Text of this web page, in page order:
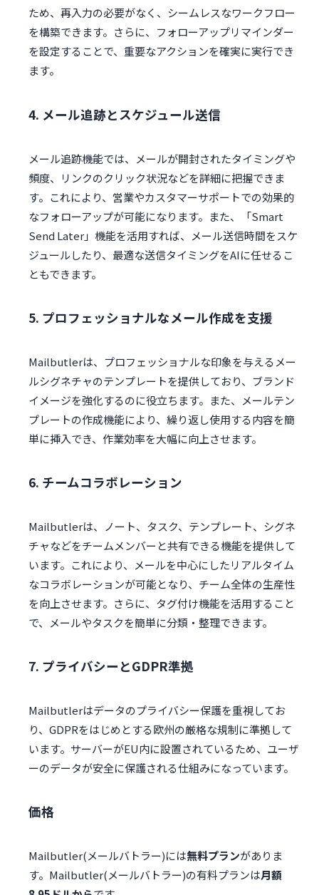
ため、再入力の必要がなく、シームレスなワークフロー
を構築できます。さらに、フォローアップリマインダー
を設定することで、重要なアクションを確実に実行でき
ます。
4. メール追跡とスケジュール送信
メール追跡機能では、メールが開封されたタイミングや
頻度、リンクのクリック状況などを詳細に把握できま
す。これにより、営業やカスタマーサポートでの効果的
なフォローアップが可能になります。また、「Smart
Send Later」機能を活用すれば、メール送信時間をスケ
ジュールしたり、最適な送信タイミングをAIに任せるこ
ともできます。
5. プロフェッショナルなメール作成を支援
Mailbutlerは、プロフェッショナルな印象を与えるメー
ルシグネチャのテンプレートを提供しており、ブランド
イメージを強化するのに役立ちます。また、メールテン
プレートの作成機能により、繰り返し使用する内容を簡
単に挿入でき、作業効率を大幅に向上させます。
6. チームコラボレーション
Mailbutlerは、ノート、タスク、テンプレート、シグネ
チャなどをチームメンバーと共有できる機能を提供して
います。これにより、メールを中心にしたリアルタイム
なコラボレーションが可能となり、チーム全体の生産性
を向上させます。さらに、タグ付け機能を活用すること
で、メールやタスクを簡単に分類・整理できます。
7. プライバシーとGDPR準拠
Mailbutlerはデータのプライバシー保護を重視してお
り、GDPRをはじめとする欧州の厳格な規制に準拠して
います。サーバーがEU内に設置されているため、ユーザ
ーのデータが安全に保護される仕組みになっています。
価格
Mailbutler(メールバトラー)には無料プランがありま
す。Mailbutler(メールバトラー)の有料プランは月額